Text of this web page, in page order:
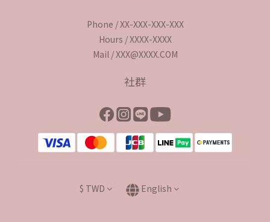
Phone / XX-XXX-XXX-XXX
Hours / XXXX-XXXX
Mail / XXX@XXXX.COM
社群
$ TWD English